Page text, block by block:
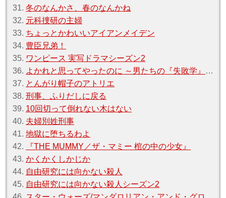
31.冬のなんかさ、春のなんかね
32. 元科捜研の主婦
33. ちょっとかわいいアイアンメイデン
34. 豊臣兄弟！
35. ワンピース 実写ドラマシーズン2
36. よかれと思ってやったのに ～男たちの『失敗学』裁判～
37. とんがり帽子のアトリエ
38.刑事、ふりだしに戻る
39. 10回切って倒れない木はない
40. 夫婦別姓刑事
41.地獄に堕ちるわよ
42.
『THE MUMMY／ザ・マミー 棺の中の少女』
43.かくかくしかじか
44. 自由研究には向かない殺人
45. 自由研究には向かない殺人シーズン2